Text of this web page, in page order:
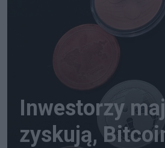
Inwestorzy
zyskują,